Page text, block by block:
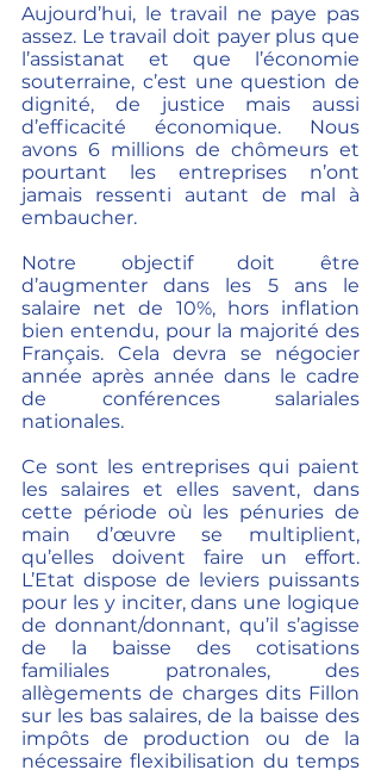
Aujourd’hui, le travail ne paye pas
assez. Le travail doit payer plus que
l’assistanat et que l’économie
souterraine, c’est une question de
dignité, de justice mais aussi
d’efficacité économique. Nous
avons 6 millions de chômeurs et
pourtant les entreprises n’ont
jamais ressenti autant de mal à
embaucher.
Notre objectif doit être
d’augmenter dans les 5 ans le
salaire net de 10%, hors inflation
bien entendu, pour la majorité des
Français. Cela devra se négocier
année après année dans le cadre
de conférences salariales
nationales.
Ce sont les entreprises qui paient
les salaires et elles savent, dans
cette période où les pénuries de
main d’œuvre se multiplient,
qu’elles doivent faire un effort.
L’Etat dispose de leviers puissants
pour les y inciter, dans une logique
de donnant/donnant, qu’il s’agisse
de la baisse des cotisations
familiales patronales, des
allègements de charges dits Fillon
sur les bas salaires, de la baisse des
impôts de production ou de la
nécessaire flexibilisation du temps